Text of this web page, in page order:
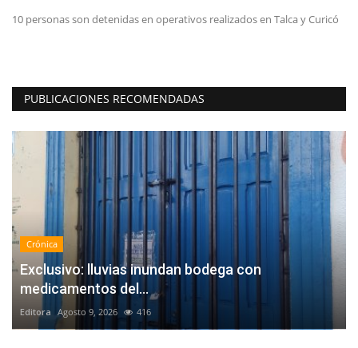
10 personas son detenidas en operativos realizados en Talca y Curicó
PUBLICACIONES RECOMENDADAS
Crónica
Exclusivo: lluvias inundan bodega con
medicamentos del...
Editora Agosto 9, 2026 416